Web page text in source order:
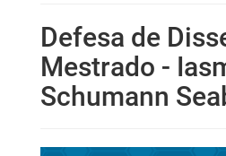
Defesa de
Mestrado -
Schumann